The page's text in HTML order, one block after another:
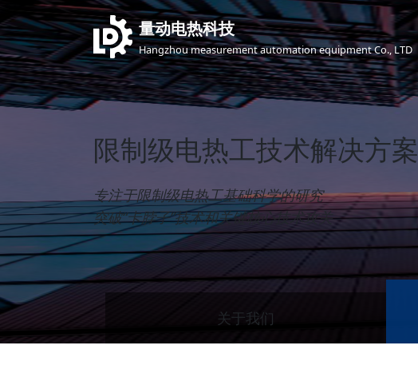
量动电热科技
Hangzhou measurement automation equipment Co., LTD
限制级电热工技术解决方案
专注于限制级电热工基础科学的研究
突破“卡脖子”技术和关键核心技术攻关
关于我们